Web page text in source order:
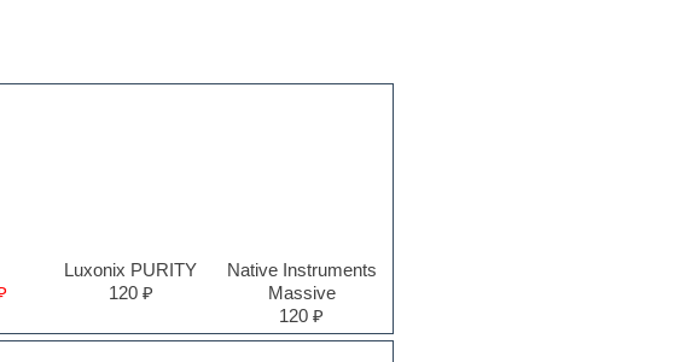
Luxonix PURITY
120 ₽
Native Instruments
Massive
120 ₽